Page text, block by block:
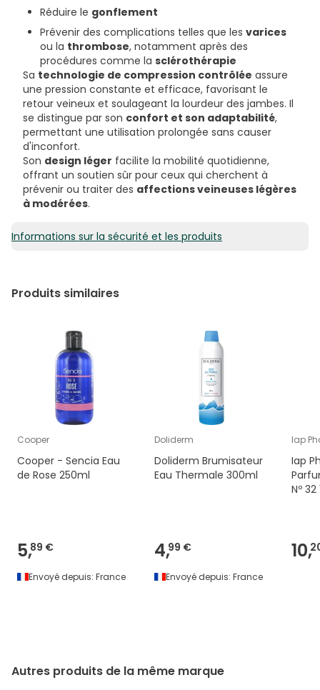
Réduire le gonflement
Prévenir des complications telles que les varices
ou la thrombose, notamment après des
procédures comme la sclérothérapie
Sa technologie de compression contrôlée assure
une pression constante et efficace, favorisant le
retour veineux et soulageant la lourdeur des jambes. Il
se distingue par son confort et son adaptabilité,
permettant une utilisation prolongée sans causer
d'inconfort.
Son design léger facilite la mobilité quotidienne,
offrant un soutien sûr pour ceux qui cherchent à
prévenir ou traiter des affections veineuses légères
à modérées.
Informations sur la sécurité et les produits
Produits similaires
Cooper
Cooper - Sencia Eau
de Rose 250ml
5,89 €
Envoyé depuis: France
Doliderm
Doliderm Brumisateur
Eau Thermale 300ml
4,99 €
Envoyé depuis: France
Iap
Iap
Nº
10,
Autres produits de la même marque